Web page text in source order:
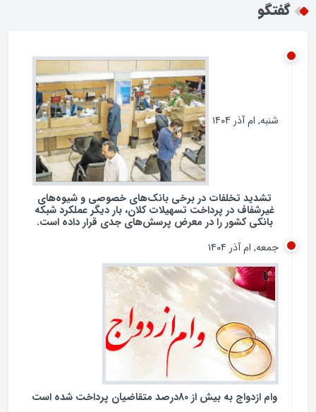
تشدید تخلفات در برخی بانک‌های خصوصی و شیوه‌های
غیرشفاف در پرداخت تسهیلات کلان، بار دیگر عملکرد شبکه
بانکی کشور را در معرض پرسش‌های جدی قرار داده است.
جمعه, ام آذر ۱۴۰۴